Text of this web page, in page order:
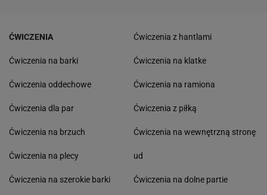
ĆWICZENIA
Ćwiczenia na barki
Ćwiczenia oddechowe
Ćwiczenia dla par
Ćwiczenia na brzuch
Ćwiczenia na plecy
Ćwiczenia na szerokie barki
Ćwiczenia z hantlami
Ćwiczenia na klatke
Ćwiczenia na ramiona
Ćwiczenia z piłką
Ćwiczenia na wewnętrzną stronę
ud
Ćwiczenia na dolne partie